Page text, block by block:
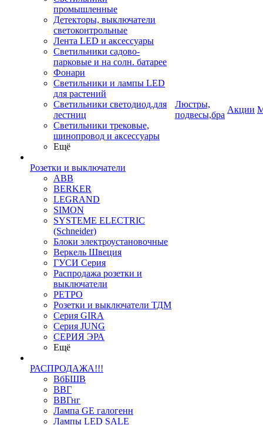
промышленные
Детекторы, выключатели
светоконтрольные
Лента LED и аксессуары
Светильники садово-
парковые и на солн. батарее
Фонари
Светильники и лампы LED
для растений
Светильники светодиод.для
лестниц
Светильники трековые,
шинопровод и аксессуары
Ещё
Розетки и выключатели
ABB
BERKER
LEGRAND
SIMON
SYSTEME ELECTRIC
(Schneider)
Блоки электроустановочные
Веркель Швеция
ГУСИ Серия
Распродажа розетки и
выключатели
РЕТРО
Розетки и выключатели ТДМ
Серия GIRA
Серия JUNG
СЕРИЯ ЭРА
Ещё
РАСПРОДАЖА!!!
ВбБШВ
ВВГ
ВВГнг
Лампа GE галогенн
Лампы LED SALE
Люстры,
подвесы,бра
Акции